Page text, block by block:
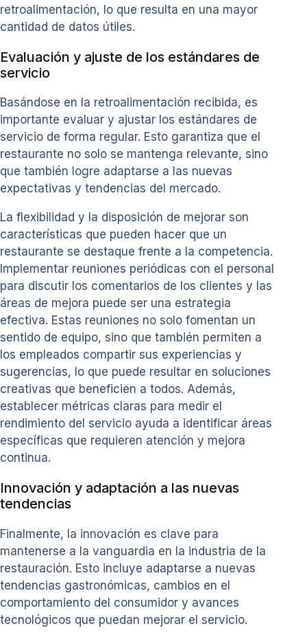
retroalimentación, lo que resulta en una mayor
cantidad de datos útiles.
Evaluación y ajuste de los estándares de
servicio
Basándose en la retroalimentación recibida, es
importante evaluar y ajustar los estándares de
servicio de forma regular. Esto garantiza que el
restaurante no solo se mantenga relevante, sino
que también logre adaptarse a las nuevas
expectativas y tendencias del mercado.
La flexibilidad y la disposición de mejorar son
características que pueden hacer que un
restaurante se destaque frente a la competencia.
Implementar reuniones periódicas con el personal
para discutir los comentarios de los clientes y las
áreas de mejora puede ser una estrategia
efectiva. Estas reuniones no solo fomentan un
sentido de equipo, sino que también permiten a
los empleados compartir sus experiencias y
sugerencias, lo que puede resultar en soluciones
creativas que beneficien a todos. Además,
establecer métricas claras para medir el
rendimiento del servicio ayuda a identificar áreas
específicas que requieren atención y mejora
continua.
Innovación y adaptación a las nuevas
tendencias
Finalmente, la innovación es clave para
mantenerse a la vanguardia en la industria de la
restauración. Esto incluye adaptarse a nuevas
tendencias gastronómicas, cambios en el
comportamiento del consumidor y avances
tecnológicos que puedan mejorar el servicio.